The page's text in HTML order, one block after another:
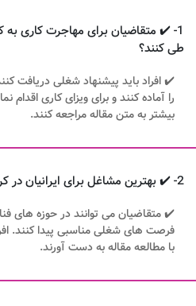
1- ✔️ متقاضیان برای مهاجرت کاری به
طی کنند؟
✔️ افراد باید پیشنهاد شغلی دریافت
را آماده کنند و برای ویزای کاری اقدام
بیشتر به متن مقاله مراجعه کنند.
✔️ متقاضیان می توانند در حوزه های
فرصت های شغلی مناسبی پیدا کنند.
با مطالعه مقاله به دست آورند.